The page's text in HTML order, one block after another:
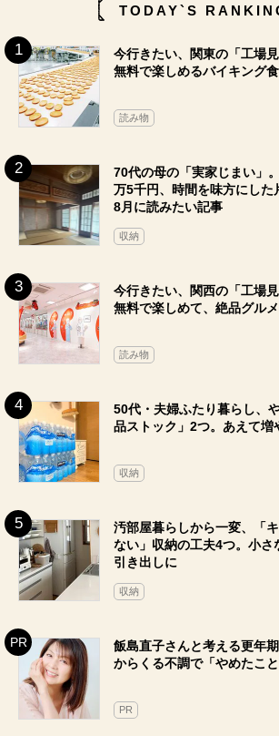
TODAY`S
今行きたい、関東の「工場
無料で楽しめるバイキング
読み物
70代の母の「実家じまい」
万5千円、時間を味方にした
8月に読みたい記事
収納
今行きたい、関西の「工場
無料で楽しめて、絶品グル
読み物
50代・夫婦ふたり暮らし、
品ストック」2つ。あえて増
収納
汚部屋暮らしから一変、「
ない」収納の工夫4つ。小さ
引き出しに
収納
飯島直子さんと考える更年
からくる不調で「やめたこ
PR